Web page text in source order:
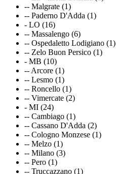
-- Malgrate (1)
-- Paderno D'Adda (1)
- LO (16)
-- Massalengo (6)
-- Ospedaletto Lodigiano (1)
-- Zelo Buon Persico (1)
- MB (10)
-- Arcore (1)
-- Lesmo (1)
-- Roncello (1)
-- Vimercate (2)
- MI (24)
-- Cambiago (1)
-- Cassano D'Adda (2)
-- Cologno Monzese (1)
-- Melzo (1)
-- Milano (3)
-- Pero (1)
-- Truccazzano (1)